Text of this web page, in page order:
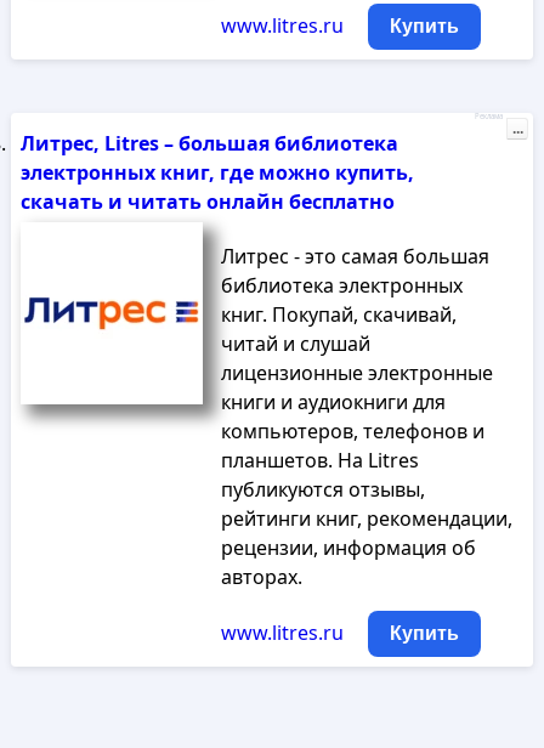
www.litres.ru Купить
Литрес, Litres – большая библиотека
электронных книг, где можно купить,
скачать и читать онлайн бесплатно
Литрес - это самая большая
библиотека электронных
книг. Покупай, скачивай,
читай и слушай
лицензионные электронные
книги и аудиокниги для
компьютеров, телефонов и
планшетов. На Litres
публикуются отзывы,
рейтинги книг, рекомендации,
рецензии, информация об
авторах.
www.litres.ru Купить
Реклама
...